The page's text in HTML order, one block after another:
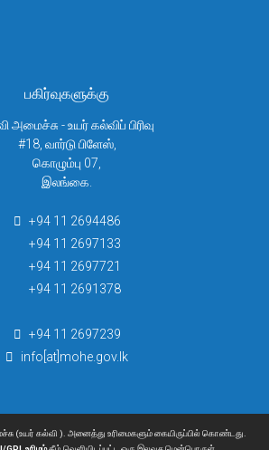
பகிர்வுகளுக்கு
அமைச்சு - உயர் கல்விப் பிரிவு
#18, வார்டு பிளேஸ்,
கொழும்பு 07,
இலங்கை.
+94 11 2694486
+94 11 2697133
+94 11 2697721
+94 11 2691378
+94 11 2697239
info[at]mohe.gov.lk
(உயர் கல்வி ). அனைத்து உரிமைகளும் கையிருப்பில் கொண்டது.